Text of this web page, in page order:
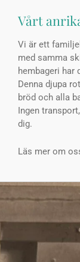
Vårt
Vi är ett
med samma
hembageri har
Denna djupa
bröd och alla
Ingen
dig.
Läs mer om